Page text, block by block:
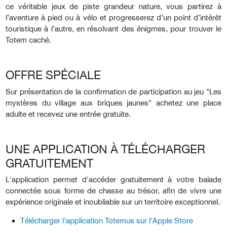
ce véritable jeux de piste grandeur nature, vous partirez à
l’aventure à pied ou à vélo et progresserez d’un point d’intérêt
touristique à l’autre, en résolvant des énigmes, pour trouver le
Totem caché.
OFFRE SPÉCIALE
Sur présentation de la confirmation de participation au jeu "Les
mystères du village aux briques jaunes" achetez une place
adulte et recevez une entrée gratuite.
UNE APPLICATION À TÉLÉCHARGER
GRATUITEMENT
L'application permet d'accéder gratuitement à votre balade
connectée sous forme de chasse au trésor, afin de vivre une
expérience originale et inoubliable sur un territoire exceptionnel.
Télécharger l'application Totemus sur l'Apple Store